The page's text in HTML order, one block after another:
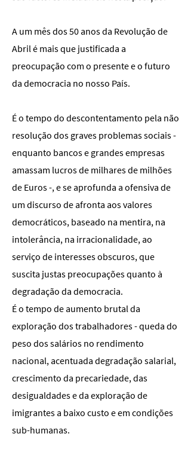
A um mês dos 50 anos da Revolução de
Abril é mais que justificada a
preocupação com o presente e o futuro
da democracia no nosso País.
É o tempo do descontentamento pela não
resolução dos graves problemas sociais -
enquanto bancos e grandes empresas
amassam lucros de milhares de milhões
de Euros -, e se aprofunda a ofensiva de
um discurso de afronta aos valores
democráticos, baseado na mentira, na
intolerância, na irracionalidade, ao
serviço de interesses obscuros, que
suscita justas preocupações quanto à
degradação da democracia.
É o tempo de aumento brutal da
exploração dos trabalhadores - queda do
peso dos salários no rendimento
nacional, acentuada degradação salarial,
crescimento da precariedade, das
desigualdades e da exploração de
imigrantes a baixo custo e em condições
sub-humanas.